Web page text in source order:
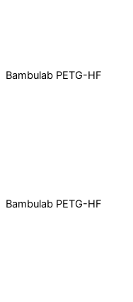
Bambulab PETG-HF
Bambulab PETG-HF